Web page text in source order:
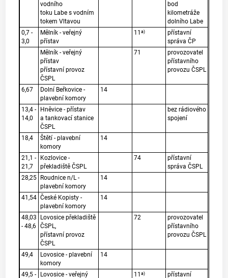
vodního
toku Labe s vodním
tokem Vltavou
bod
kilometráže
dolního Labe
0,7 -
3,0
Mělník - veřejný
přístav
11a)
přístavní
správa ČP
Mělník - veřejný
přístav
přístavní provoz
ČSPL
71
provozovatel
přístavního
provozu ČSPL
6,67
Dolní Beřkovice -
plavební komory
14
13,4 -
14,0
Hněvice - přístav
a tankovací stanice
ČSPL
bez rádiového
spojení
18,4
Štětí - plavební
komory
14
21,1 -
21,7
Kozlovice -
překladiště ČSPL
74
přístavní
správa ČSPL
28,25
Roudnice n/L -
plavební komory
14
41,54 České Kopisty -
plavební komory
14
48,03
- 48,6
Lovosice překladiště
ČSPL,
přístavní provoz
ČSPL
72
provozovatel
přístavního
provozu ČSPL
49,4
Lovosice - plavební
komory
14
49,5 -
Lovosice - veřejný
11a)
přístavní